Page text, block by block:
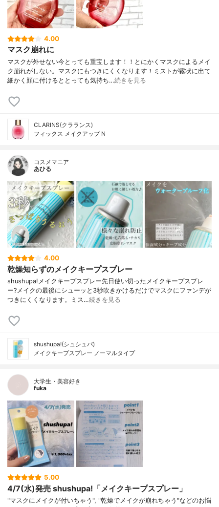
4.00
マスク崩れに
マスクが外せない今とっても重宝します！！とにかくマスクによるメイ
ク崩れがしない。マスクにもつきにくくなります！ミストが霧状に出て
細かく顔に付けるととっても気持ち…続きを見る
CLARINS(クラランス)
フィックス メイクアップ N
コスメマニア
あひる
4.00
乾燥知らずのメイクキープスプレー
shushupa!メイクキープスプレー先日使い切ったメイクキープスプレ
ー?メイクの最後にシューッと3秒吹きかけるだけでマスクにファンデが
つきにくくなります。ミス…続きを見る
shushupa!(シュシュパ)
メイクキープスプレー ノーマルタイプ
大学生・美容好き
fuka
5.00
4/7(水)発売 shushupa!「メイクキープスプレー」
"マスクにメイクが付いちゃう", "乾燥でメイクが崩れちゃう"などのお悩